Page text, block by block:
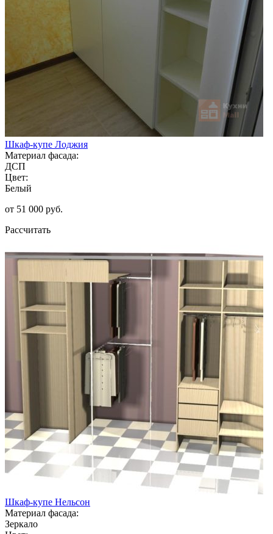
Шкаф-купе Лоджия
Материал фасада:
ДСП
Цвет:
Белый
от 51 000 руб.
Рассчитать
Шкаф-купе Нельсон
Материал фасада:
Зеркало